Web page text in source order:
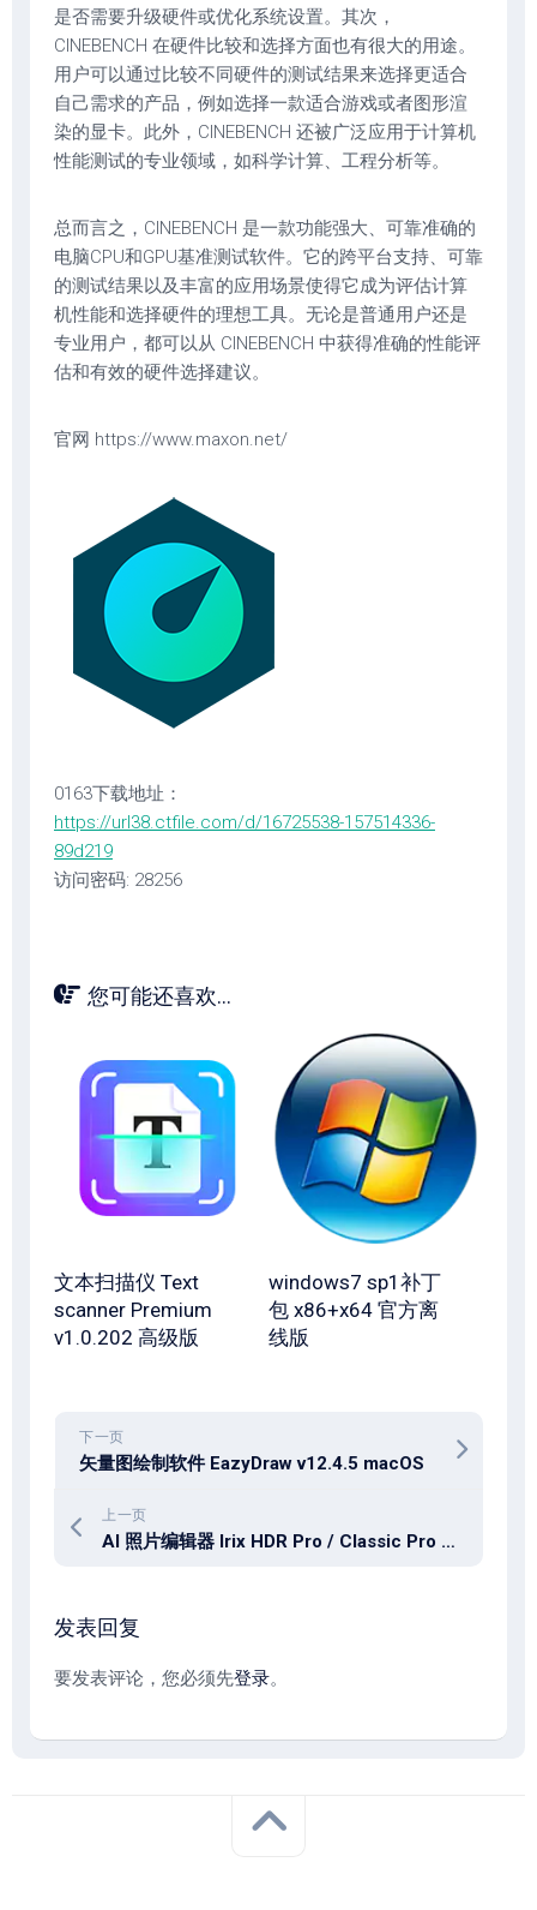
是否需要升级硬件或优化系统设置。其次，
CINEBENCH 在硬件比较和选择方面也有很大的用途。
用户可以通过比较不同硬件的测试结果来选择更适合
自己需求的产品，例如选择一款适合游戏或者图形渲
染的显卡。此外，CINEBENCH 还被广泛应用于计算机
性能测试的专业领域，如科学计算、工程分析等。
总而言之，CINEBENCH 是一款功能强大、可靠准确的
电脑CPU和GPU基准测试软件。它的跨平台支持、可靠
的测试结果以及丰富的应用场景使得它成为评估计算
机性能和选择硬件的理想工具。无论是普通用户还是
专业用户，都可以从 CINEBENCH 中获得准确的性能评
估和有效的硬件选择建议。
官网 https://www.maxon.net/
0163下载地址：
https://url38.ctfile.com/d/16725538-157514336-
89d219
访问密码: 28256
您可能还喜欢...
文本扫描仪 Text
scanner Premium
v1.0.202 高级版
windows7 sp1补丁
包 x86+x64 官方离
线版
下一页
矢量图绘制软件 EazyDraw v12.4.5 macOS
上一页
AI 照片编辑器 Irix HDR Pro / Classic Pro v2.3.57
发表回复
要发表评论，您必须先登录。